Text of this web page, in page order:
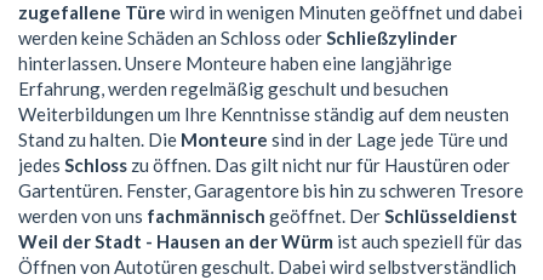
zugefallene Türe wird in wenigen Minuten geöffnet und dabei
werden keine Schäden an Schloss oderSchließzylinder
hinterlassen. Unsere Monteure haben eine langjährige
Erfahrung, werden regelmäßig geschult und besuchen
Weiterbildungen um Ihre Kenntnisse ständig auf dem neusten
Stand zu halten. Die Monteure sind in der Lage jede Türe und
jedes Schloss zu öffnen. Das gilt nicht nur für Haustüren oder
Gartentüren. Fenster, Garagentore bis hin zu schweren Tresore
werden von uns fachmännisch geöffnet. DerSchlüsseldienst
Weil der Stadt - Hausen an der Würm ist auch speziell für das
Öffnen von Autotüren geschult. Dabei wird selbstverständlich